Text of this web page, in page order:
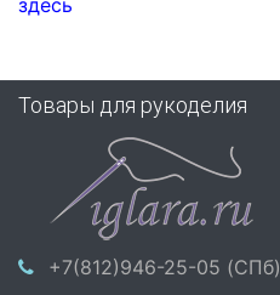
здесь
Товары для рукоделия
+7(812)946-25-05 (СПб)